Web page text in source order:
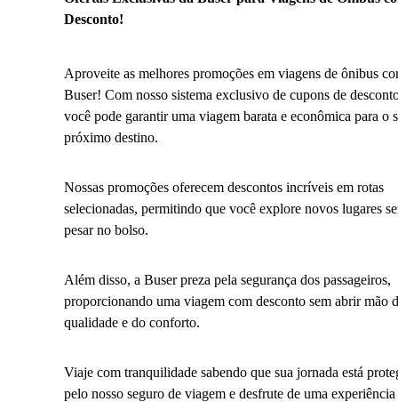
Desconto!
Aproveite as melhores promoções em viagens de ônibus
Buser! Com nosso sistema exclusivo de cupons de
você pode garantir uma viagem barata e econômica para o
próximo destino.
Nossas promoções oferecem descontos incríveis em rotas
selecionadas, permitindo que você explore novos lugares
pesar no bolso.
Além disso, a Buser preza pela segurança dos passageiros,
proporcionando uma viagem com desconto sem abrir mão
qualidade e do conforto.
Viaje com tranquilidade sabendo que sua jornada está
pelo nosso seguro de viagem e desfrute de uma experiência